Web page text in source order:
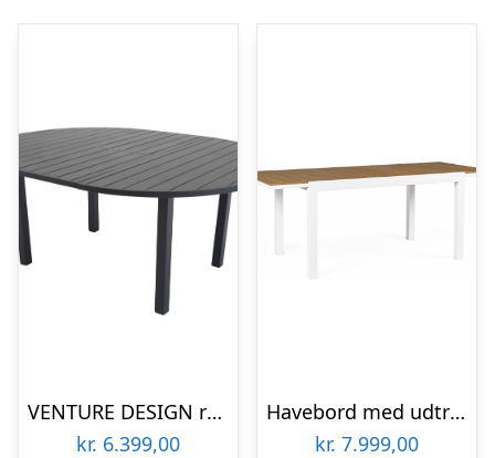
VENTURE DESIGN rundt Marbella havebord m. udtræk – sort aluminium (Ø140)
kr. 6.399,00
Havebord med udtræk i aluminium og komposit 140 – 200 x 90 cm – Hvid/Teak
kr. 7.999,00